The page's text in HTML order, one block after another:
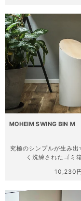
MOHEIM SWING BIN M
究極のシンプルが生み出
く洗練されたゴミ箱
10,230